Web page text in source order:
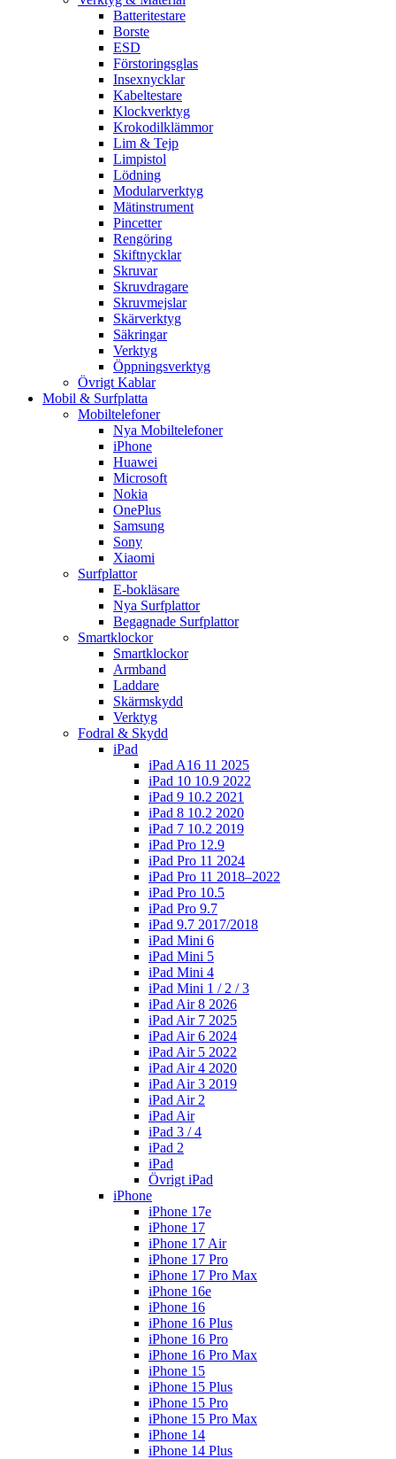
Batteritestare
Borste
ESD
Förstoringsglas
Insexnycklar
Kabeltestare
Klockverktyg
Krokodilklämmor
Lim & Tejp
Limpistol
Lödning
Modularverktyg
Mätinstrument
Pincetter
Rengöring
Skiftnycklar
Skruvar
Skruvdragare
Skruvmejslar
Skärverktyg
Säkringar
Verktyg
Öppningsverktyg
Övrigt Kablar
Mobil & Surfplatta
Mobiltelefoner
Nya Mobiltelefoner
iPhone
Huawei
Microsoft
Nokia
OnePlus
Samsung
Sony
Xiaomi
Surfplattor
E-bokläsare
Nya Surfplattor
Begagnade Surfplattor
Smartklockor
Smartklockor
Armband
Laddare
Skärmskydd
Verktyg
Fodral & Skydd
iPad
iPad A16 11 2025
iPad 10 10.9 2022
iPad 9 10.2 2021
iPad 8 10.2 2020
iPad 7 10.2 2019
iPad Pro 12.9
iPad Pro 11 2024
iPad Pro 11 2018–2022
iPad Pro 10.5
iPad Pro 9.7
iPad 9.7 2017/2018
iPad Mini 6
iPad Mini 5
iPad Mini 4
iPad Mini 1 / 2 / 3
iPad Air 8 2026
iPad Air 7 2025
iPad Air 6 2024
iPad Air 5 2022
iPad Air 4 2020
iPad Air 3 2019
iPad Air 2
iPad Air
iPad 3 / 4
iPad 2
iPad
Övrigt iPad
iPhone
iPhone 17e
iPhone 17
iPhone 17 Air
iPhone 17 Pro
iPhone 17 Pro Max
iPhone 16e
iPhone 16
iPhone 16 Plus
iPhone 16 Pro
iPhone 16 Pro Max
iPhone 15
iPhone 15 Plus
iPhone 15 Pro
iPhone 15 Pro Max
iPhone 14
iPhone 14 Plus